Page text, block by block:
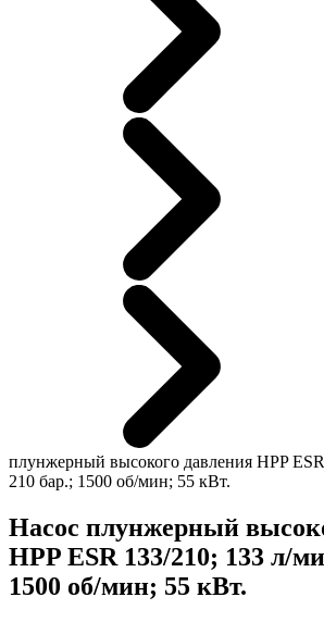
плунжерный высокого давления HPP
210 бар.; 1500 об/мин; 55 кВт.
Насос плунжерный
HPP ESR 133/210; 133 л/
1500 об/мин; 55 кВт.